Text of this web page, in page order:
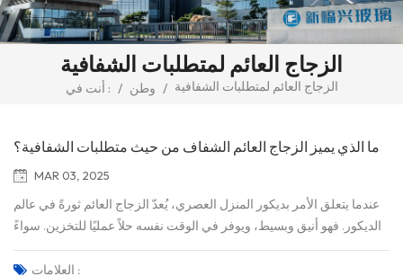
الزجاج العائم لمتطلبات الشفافية
أنت في : / وطن / الزجاج العائم لمتطلبات الشفافية
ما الذي يميز الزجاج العائم الشفاف من حيث متطلبات الشفافية؟
MAR 03, 2025
عندما يتعلق الأمر بديكور المنزل العصري، يُعدّ الزجاج العائم ثورةً في عالم
الديكور. فهو أنيق وبسيط، ويوفر في الوقت نفسه حلاً عمليًا للتخزين. سواءً
كنت ترغب في عرض كتبك المفضلة، أو عرض قطع ديكورية، أو تنظيم
مستلزمات الحمام، فإن الزجاج العائم قادر على تغيير أي مساحة. في هذه
العلامات :